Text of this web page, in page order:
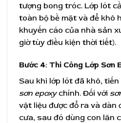
tượng bong tróc. Lớp lót
toàn bộ bề mặt và để khô
khuyến cáo của nhà sản
giờ tùy điều kiện thời tiết).
Bước 4: Thi Công Lớp Sơn
Sau khi lớp lót đã khô,
sơn epoxychính. Đối với
vật liệu được đổ ra và dàn
cưa, sau đó dùng con lăn